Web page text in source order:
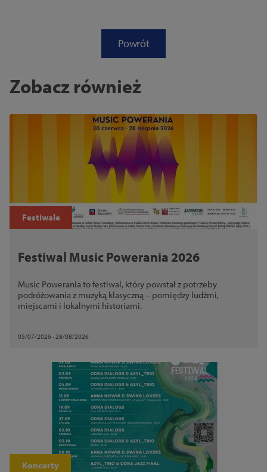
Powrót
Zobacz również
Festiwale
Festiwal Music Powerania 2026
Music Powerania to festiwal, który powstał z potrzeby
podróżowania z muzyką klasyczną – pomiędzy ludźmi,
miejscami i lokalnymi historiami.
05/07/2026 - 28/08/2026
Koncerty